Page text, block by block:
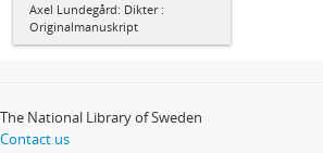
Axel Lundegård: Dikter :
Originalmanuskript
The National Library of Sweden
Contact us